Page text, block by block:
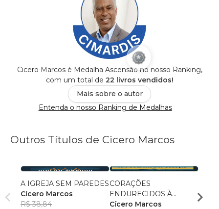
Cicero Marcos é Medalha Ascensão no nosso Ranking,
com um total de 22 livros vendidos!
Mais sobre o autor
Entenda o nosso Ranking de Medalhas
Outros Títulos de Cicero Marcos
A IGREJA SEM PAREDES
Cícero Marcos
R$ 38,84
CORAÇÕES
ENDURECIDOS À
SOMBRA DA GRAÇA
Cícero Marcos